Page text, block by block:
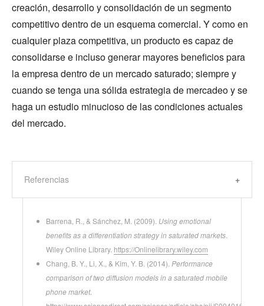
creación, desarrollo y consolidación de un segmento
competitivo dentro de un esquema comercial. Y como en
cualquier plaza competitiva, un producto es capaz de
consolidarse e incluso generar mayores beneficios para
la empresa dentro de un mercado saturado; siempre y
cuando se tenga una sólida estrategia de mercadeo y se
haga un estudio minucioso de las condiciones actuales
del mercado.
Referencias
Barrena, R., & Sánchez, M. (2009). Using emotional
benefits as a differentiation strategy in saturated markets
Wiley Online Library. https://Onlinelibrary.wiley.com
Chang, B. Y., Li, X., & Kim, Y. B. (2014). Performance
comparison of two diffusion models in a saturated mobile
phone market.